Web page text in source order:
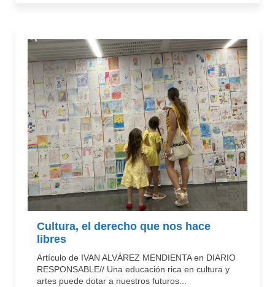
Cultura, el derecho que nos hace
libres
Artículo de IVAN ALVÁREZ MENDIENTA en DIARIO
RESPONSABLE// Una educación rica en cultura y
artes puede dotar a nuestros futuros...